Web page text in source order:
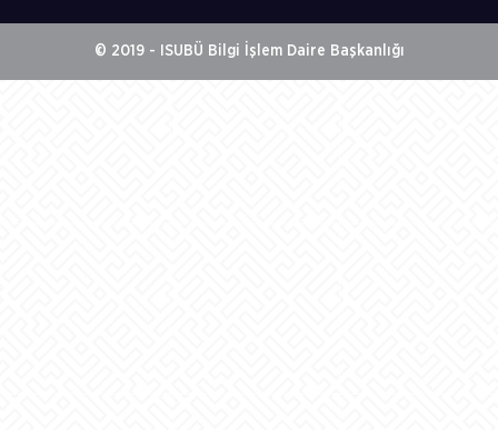
© 2019 - ISUBÜ Bilgi İşlem Daire Başkanlığı